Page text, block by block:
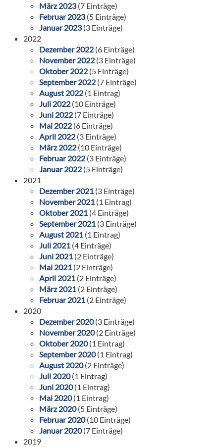
März 2023(7 Einträge)
Februar 2023(5 Einträge)
Januar 2023(3 Einträge)
2022
Dezember 2022 (6 Einträge)
November 2022 (3 Einträge)
Oktober 2022 (5 Einträge)
September 2022 (7 Einträge)
August 2022 (1 Eintrag)
Juli 2022 (10 Einträge)
Juni 2022 (7 Einträge)
Mai 2022 (6 Einträge)
April 2022 (3 Einträge)
März 2022 (10 Einträge)
Februar 2022 (3 Einträge)
Januar 2022 (5 Einträge)
2021
Dezember 2021 (3 Einträge)
November 2021 (1 Eintrag)
Oktober 2021 (4 Einträge)
September 2021 (3 Einträge)
August 2021 (1 Eintrag)
Juli 2021 (4 Einträge)
Juni 2021 (2 Einträge)
Mai 2021 (2 Einträge)
April 2021 (2 Einträge)
März 2021 (2 Einträge)
Februar 2021 (2 Einträge)
2020
Dezember 2020(3 Einträge)
November 2020(2 Einträge)
Oktober 2020(1 Eintrag)
September 2020(1 Eintrag)
August 2020(2 Einträge)
Juli 2020(1 Eintrag)
Juni 2020(1 Eintrag)
Mai 2020(1 Eintrag)
März 2020(5 Einträge)
Februar 2020(10 Einträge)
Januar 2020(7 Einträge)
2019